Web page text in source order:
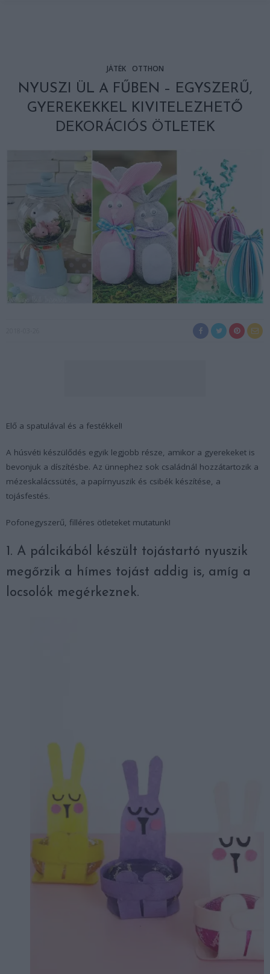
JÁTÉK OTTHON
NYUSZI ÜL A FŰBEN – EGYSZERŰ,
GYEREKEKKEL KIVITELEZHETŐ
DEKORÁCIÓS ÖTLETEK
Elő a spatulával és a festékkel!
A húsvéti készülődés egyik legjobb része, amikor a gyerekeket is
bevonjuk a díszítésbe. Az ünnephez sok családnál hozzátartozik a
mézeskalácssütés, a papírnyuszik és csibék készítése, a
tojásfestés.
Pofonegyszerű, filléres ötleteket mutatunk!
1. A pálcikából készült tojástartó nyuszik
megőrzik a hímes tojást addig is, amíg a
locsolók megérkeznek.